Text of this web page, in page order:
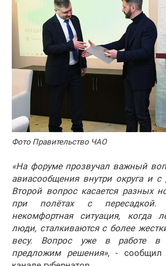
Фото Правительство ЧАО
«На форуме прозвучал важный
авиасообщения внутри округа и с
Второй вопрос касается разных
при полётах с пересадкой.
некомфортная ситуация, когда
люди, сталкиваются с более
весу. Вопрос уже в работе в
предложим решения», - сообщил